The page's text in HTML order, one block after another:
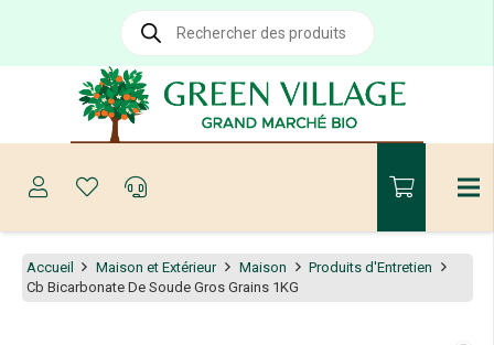
Recherche
produits
Accueil Maison et Extérieur Maison
Produits d'Entretien
Cb Bicarbonate De Soude Gros Grains 1KG